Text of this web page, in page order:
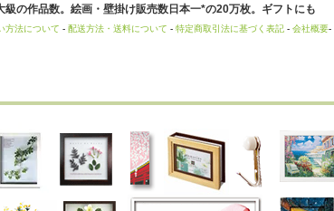
の作品数。絵画・壁掛け販売数日本一*の20万枚。ギフトにも
方法について - 配送方法・送料について - 特定商取引法に基づく表記 - 会社概要-